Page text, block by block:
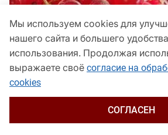
Мы используем cookies для
нашего сайта и большего
использования. Продолжая
выражаете своё согласие на
cookies
СОГЛАСЕН